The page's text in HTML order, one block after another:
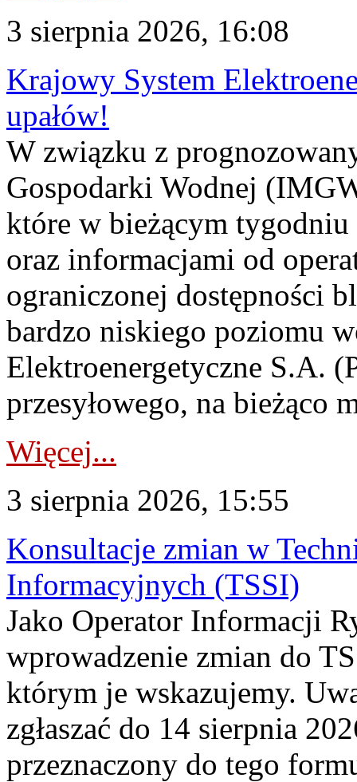
3 sierpnia 2026, 16:08
Krajowy System
upałów!
W związku z
Gospodarki Wodnej
które w bieżącym tygodniu
oraz informacjami od
ograniczonej dostępności
bardzo niskiego poziomu
Elektroenergetyczne S.A.
przesyłowego, na bieżąco
Więcej...
3 sierpnia 2026, 15:55
Konsultacje zmian w
Informacyjnych (TSSI)
Jako Operator Informacji
wprowadzenie zmian do
którym je wskazujemy.
zgłaszać do 14 sierpnia
przeznaczony do tego